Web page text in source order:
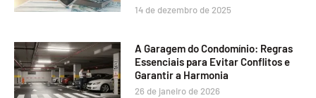
14 de dezembro de 2025
A Garagem do Condomínio: Regras
Essenciais para Evitar Conflitos e
Garantir a Harmonia
26 de janeiro de 2026